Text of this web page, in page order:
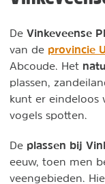
De Vinkeveense
van de provincie
Abcoude. Het
plassen,
kunt er eindeloos
vogels spotten.
De plassen bij
eeuw, toen men
veengebieden.